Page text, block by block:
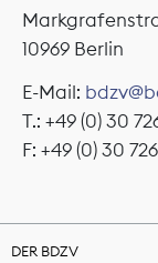
10969 Berlin
E-Mail:
T.: +49 (0) 30
F: +49 (0) 30
DER BDZV